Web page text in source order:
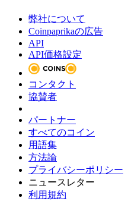
弊社について
Coinpaprikaの広告
API
API価格設定
コンタクト
協賛者
パートナー
すべてのコイン
用語集
方法論
プライバシーポリシー
ニュースレター
利用規約